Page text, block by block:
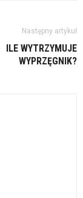
Następny artykuł
ILE WYTRZYMUJE
WYPRZĘGNIK?